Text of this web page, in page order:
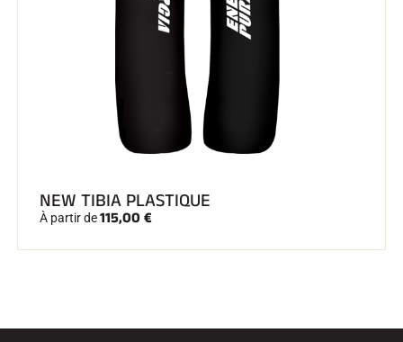
NEW TIBIA PLASTIQUE
À partir de115,00 €